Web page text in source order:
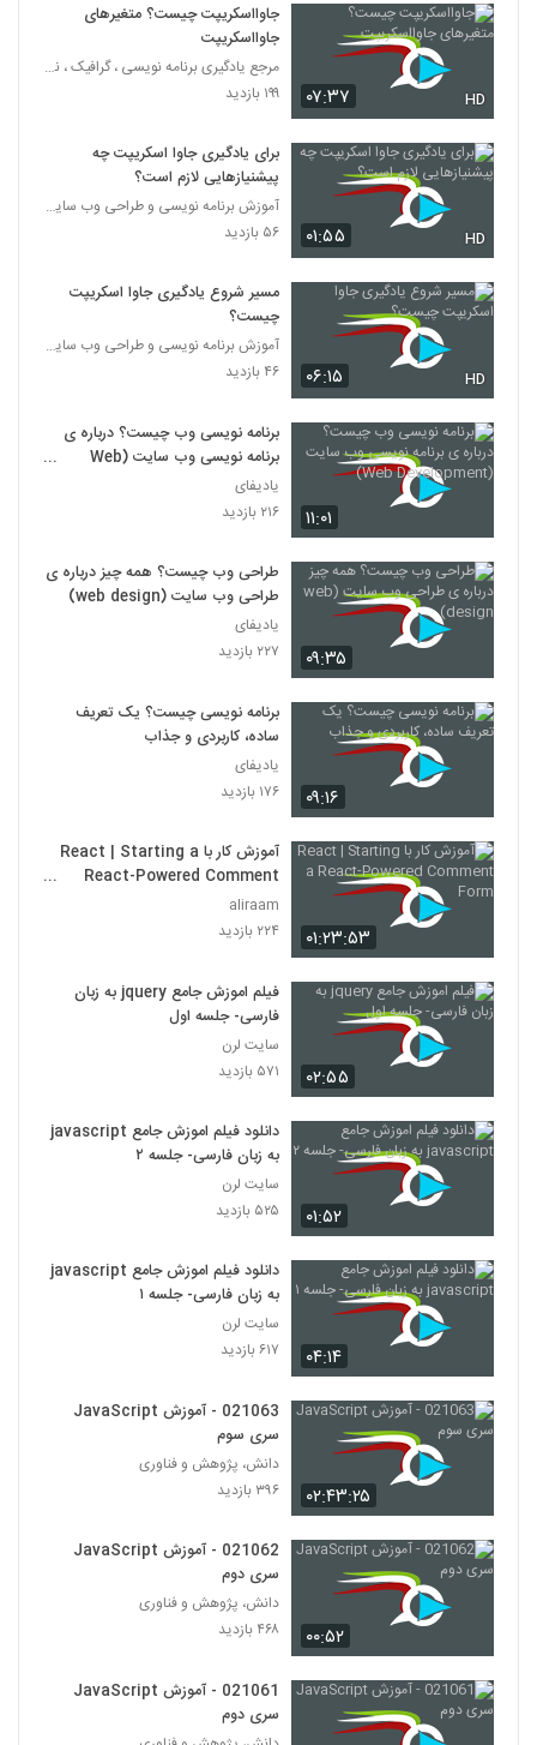
021058 - آموزش JavaScript سری دوم
59
021059 - آموزش JavaScript سری دوم
۳۹۸ بازدید
021060 - آموزش JavaScript سری دوم
۳۹۵ بازدید
021061 - آموزش JavaScript سری دوم
62
021062 - آموزش JavaScript سری دوم
۴۶۸ بازدید
021063 - آموزش JavaScript سری سوم
۰۷:۳۷ HD
جاوااسکریپت چیست؟ متغیرهای
جاوااسکریپت
مرجع یادگیری برنامه نویسی ، گرافیک ، نرم افزار های
۱۹۹ بازدید
۰۱:۵۵ HD
برای یادگیری جاوا اسکریپت چه
پیشنیازهایی لازم است؟
آموزش برنامه نویسی و طراحی وب سایت
۵۶ بازدید
۰۶:۱۵ HD
مسیر شروع یادگیری جاوا اسکریپت
چیست؟
آموزش برنامه نویسی و طراحی وب سایت
۴۶ بازدید
۱۱:۰۱
برنامه نویسی وب چیست؟ درباره ی
برنامه نویسی وب سایت (Web
Development)
یادیفای
۲۱۶ بازدید
۰۹:۳۵
طراحی وب چیست؟ همه چیز درباره ی
طراحی وب سایت (web design)
یادیفای
۲۲۷ بازدید
۰۹:۱۶
برنامه نویسی چیست؟ یک تعریف
ساده، کاربردی و جذاب
یادیفای
۱۷۶ بازدید
۰۱:۲۳:۵۳
آموزش کار با React | Starting a
React-Powered Comment
Form
aliraam
۲۲۴ بازدید
۰۲:۵۵
فیلم اموزش جامع jquery به زبان
فارسی- جلسه اول
سایت لرن
۵۷۱ بازدید
۰۱:۵۲
دانلود فیلم اموزش جامع javascript
به زبان فارسی- جلسه ۲
سایت لرن
۵۲۵ بازدید
۰۴:۱۴
دانلود فیلم اموزش جامع javascript
به زبان فارسی- جلسه ۱
سایت لرن
۶۱۷ بازدید
۰۲:۴۳:۲۵
021063 - آموزش JavaScript
سری سوم
دانش، پژوهش و فناوری
۳۹۶ بازدید
۰۰:۵۲
021062 - آموزش JavaScript
سری دوم
دانش، پژوهش و فناوری
۴۶۸ بازدید
021061 - آموزش JavaScript
سری دوم